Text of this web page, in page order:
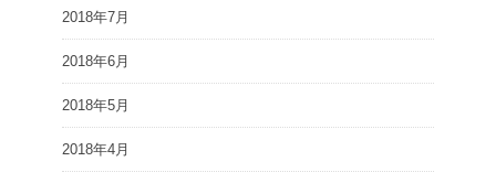
2018年7月
2018年6月
2018年5月
2018年4月